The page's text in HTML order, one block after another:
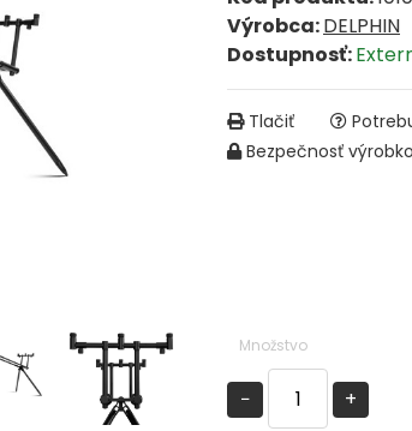
Výrobca:DELPHIN
Dostupnosť:
Tlačiť
Bezpečnosť
Množstvo
− +